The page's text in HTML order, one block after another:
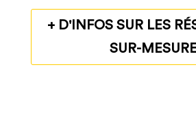
+ D'INFOS SUR LES
SUR-